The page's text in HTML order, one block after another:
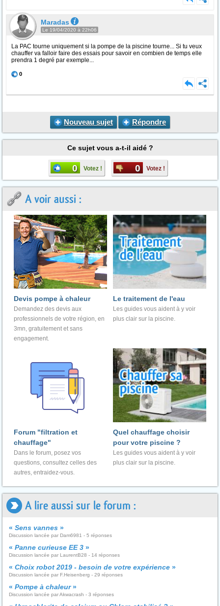
Maradas
Le 19/04/2020 à 22h06
La PAC tourne uniquement si la pompe de la piscine tourne... Si tu veux
chauffer va falloir faire des essais pour savoir en combien de temps elle
prendra 1 degré par exemple...
0
Nouveau sujet Répondre
Ce sujet vous a-t-il aidé ?
0 Votez ! 0 Votez !
A voir aussi :
Devis pompe à chaleur
Demandez des devis aux
professionnels de votre région, en
3mn, gratuitement et sans
engagement.
Le traitement de l'eau
Les guides vous aident à y voir
plus clair sur la piscine.
Forum "filtration et
chauffage"
Dans le forum, posez vos
questions, consultez celles des
autres, entraidez-vous.
Quel chauffage choisir
pour votre piscine ?
Les guides vous aident à y voir
plus clair sur la piscine.
A lire aussi sur le forum :
« Sens vannes »
Discussion lancée par Dam6981 - 5 réponses
« Panne curieuse EE 3 »
Discussion lancée par LaurentB28 - 14 réponses
« Choix robot 2019 - besoin de votre expérience »
Discussion lancée par F.Heisenberg - 29 réponses
« Pompe à chaleur»
Discussion lancée par Akwacrash - 3 réponses